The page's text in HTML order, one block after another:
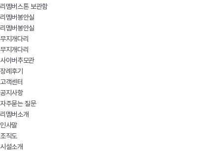
리멤버스톤 보관함
리멤버봉안실
리멤버봉안실
무지개다리
무지개다리
사이버추모관
장례후기
고객센터
공지사항
자주묻는 질문
리멤버소개
인사말
조직도
시설소개